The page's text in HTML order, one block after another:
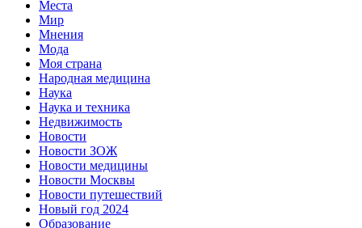
Места
Мир
Мнения
Мода
Моя страна
Народная медицина
Наука
Наука и техника
Недвижимость
Новости
Новости ЗОЖ
Новости медицины
Новости Москвы
Новости путешествий
Новый год 2024
Образование